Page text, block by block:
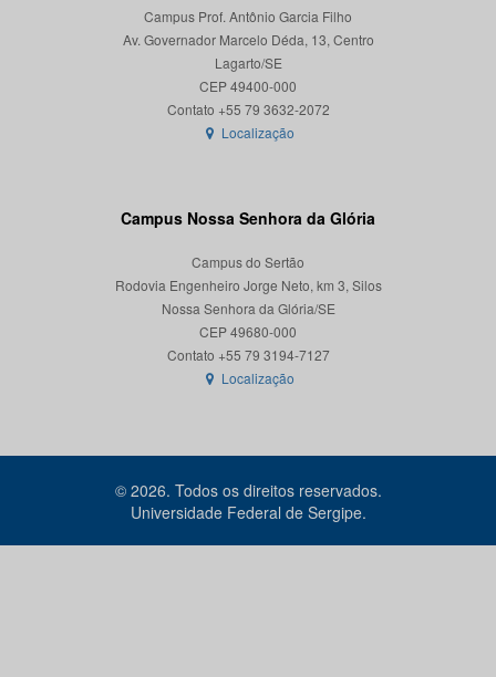
Campus Prof. Antônio Garcia Filho
Av. Governador Marcelo Déda, 13, Centro
Lagarto/SE
CEP 49400-000
Localização
Campus Nossa Senhora da Glória
Campus do Sertão
Rodovia Engenheiro Jorge Neto, km 3, Silos
Nossa Senhora da Glória/SE
CEP 49680-000
Contato +55 79 3194-7127
Localização
© 2026. Todos os direitos reservados.
Universidade Federal de Sergipe.